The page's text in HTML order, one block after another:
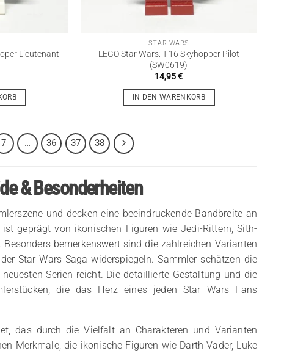
Lieutenant
STAR WARS
LEGO Star Wars: T-16 Skyhopper Pilot
(SW0619)
14,95€
IN DEN WARENKORB
7 … 36 37 38
& Besonderheiten
und decken eine beeindruckende Bandbreite an
geprägt von ikonischen Figuren wie Jedi-Rittern, Sith-
bemerkenswert sind die zahlreichen Varianten
Star Wars Saga widerspiegeln. Sammler schätzen die
Serien reicht. Die detaillierte Gestaltung und die
die das Herz eines jeden Star Wars Fans
das durch die Vielfalt an Charakteren und Varianten
Merkmale, die ikonische Figuren wie Darth Vader, Luke